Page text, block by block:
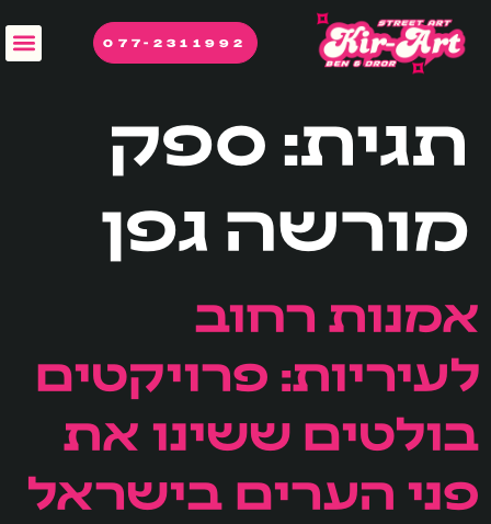
לתוכן
077-2311992
תגית: ספק
מורשה גפן
אמנות רחוב
לעיריות: פרויקטים
בולטים ששינו את
פני הערים בישראל